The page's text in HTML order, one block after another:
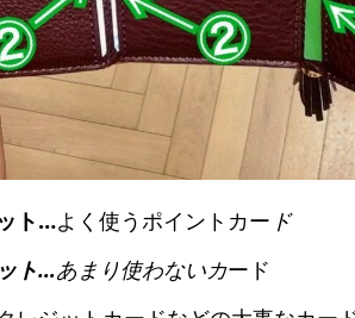
ト…よく使うポイントカー ド
ト…あまり使わないカード